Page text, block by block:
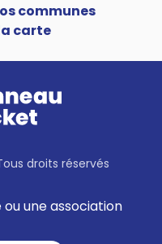
communes
carte
droits réservés
une association